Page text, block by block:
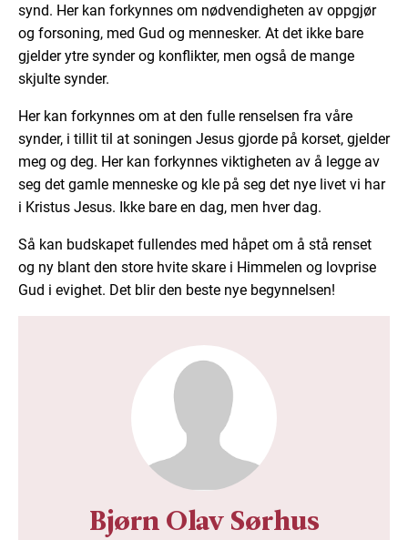
synd. Her kan forkynnes om nødvendigheten av oppgjør
og forsoning, med Gud og mennesker. At det ikke bare
gjelder ytre synder og konflikter, men også de mange
skjulte synder.
Her kan forkynnes om at den fulle renselsen fra våre
synder, i tillit til at soningen Jesus gjorde på korset, gjelder
meg og deg. Her kan forkynnes viktigheten av å legge av
seg det gamle menneske og kle på seg det nye livet vi har
i Kristus Jesus. Ikke bare en dag, men hver dag.
Så kan budskapet fullendes med håpet om å stå renset
og ny blant den store hvite skare i Himmelen og lovprise
Gud i evighet. Det blir den beste nye begynnelsen!
Bjørn Olav Sørhus